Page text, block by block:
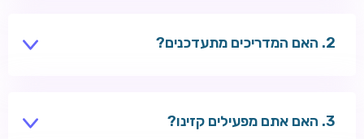
האם המדריכים מתעדכנים?
האם אתם מפעילים קזינו?